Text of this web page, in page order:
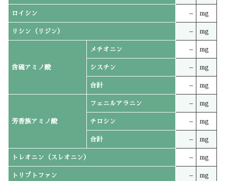
ロイシン – mg
リシン（リジン） – mg
含硫アミノ酸
メチオニン – mg
シスチン – mg
合計 – mg
芳香族アミノ酸
フェニルアラニン – mg
チロシン – mg
合計 – mg
トレオニン（スレオニン） – mg
トリプトファン – mg